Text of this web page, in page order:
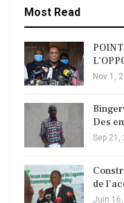
Most Read
Nov 1,
Des
Sep 21,
de
Juin